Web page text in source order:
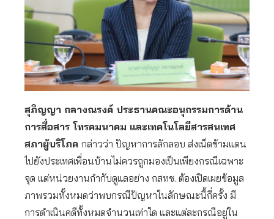
สุภิญญา กลางณรงค์ ประธานคณะอนุกรรมการด้าน
การสื่อสาร โทรคมนาคม และเทคโนโลยีสารสนเทศ
สภาผู้บริโภค กล่าวว่า ปัญหาการลักลอบ ส่งเน็ตข้ามแดน
ไปยังประเทศเพื่อนบ้านไม่ควรถูกมองเป็นเพียงกรณีเฉพาะ
จุด แต่หน่วยงานกำกับดูแลอย่าง กสทช. ต้องเปิดเผยข้อมูล
ภาพรวมทั้งหมดว่าพบกรณีปัญหาในลักษณะนี้กี่ครั้ง มี
การดำเนินคดีทั้งหมดจำนวนเท่าใด และแต่ละกรณีอยู่ใน